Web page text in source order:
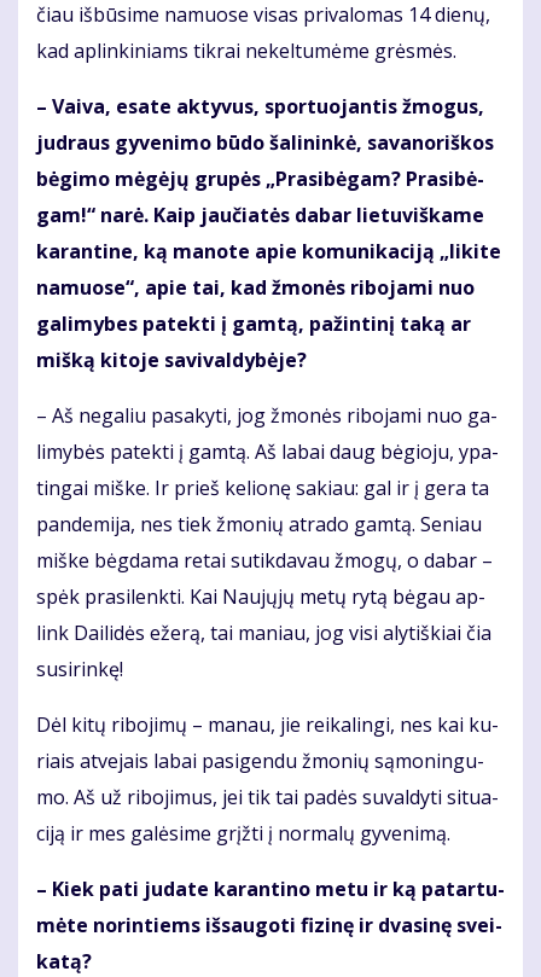
čiau iš­bū­si­me na­muo­se vi­sas pri­va­lo­mas 14 die­nų,
kad ap­lin­ki­niams tik­rai ne­kel­tu­mė­me grės­mės.
– Vai­va, esa­te ak­ty­vus, spor­tuo­jan­tis žmo­gus,
jud­raus gy­ve­ni­mo bū­do ša­li­nin­kė, sa­va­no­riš­kos
bė­gi­mo mė­gė­jų gru­pės „Pra­si­bė­gam? Pra­si­bė­
gam!“ na­rė. Kaip jau­čia­tės da­bar lie­tu­viš­ka­me
ka­ran­ti­ne, ką ma­no­te apie ko­mu­ni­ka­ci­ją „li­ki­te
na­muo­se“, apie tai, kad žmo­nės ri­bo­ja­mi nuo
ga­li­my­bes pa­tek­ti į gam­tą, pa­žin­ti­nį ta­ką ar
miš­ką ki­to­je sa­vi­val­dy­bė­je?
– Aš ne­ga­liu pa­sa­ky­ti, jog žmo­nės ri­bo­ja­mi nuo ga­
li­my­bės pa­tek­ti į gam­tą. Aš la­bai daug bė­gio­ju, ypa­
tin­gai miš­ke. Ir prieš ke­lio­nę sa­kiau: gal ir į ge­ra ta
pan­de­mi­ja, nes tiek žmo­nių at­ra­do gam­tą. Se­niau
miš­ke bėg­da­ma re­tai su­tik­da­vau žmo­gų, o da­bar –
spėk pra­si­lenk­ti. Kai Nau­jų­jų me­tų ry­tą bė­gau ap­
link Dai­li­dės eže­rą, tai ma­niau, jog vi­si aly­tiš­kiai čia
susi­rin­kę!
Dėl ki­tų ri­bo­ji­mų – ma­nau, jie rei­ka­lin­gi, nes kai ku­
riais at­ve­jais la­bai pa­si­gen­du žmo­nių są­mo­nin­gu­
mo. Aš už ri­bo­ji­mus, jei tik tai pa­dės su­val­dy­ti si­tu­a­
ci­ją ir mes ga­lė­si­me grįž­ti į nor­ma­lų gy­ve­ni­mą.
– Kiek pa­ti ju­da­te ka­ran­ti­no me­tu ir ką pa­tar­tu­
mė­te no­rin­tiems iš­sau­go­ti fi­zi­nę ir dva­si­nę svei­
ka­tą?